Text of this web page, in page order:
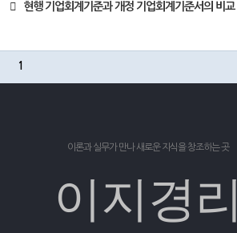
현행 기업회계기준과 개정 기업회계기준서의 비교
1
이론과 실무가 만나 새로운 지식을 창조하는 곳
이지경리